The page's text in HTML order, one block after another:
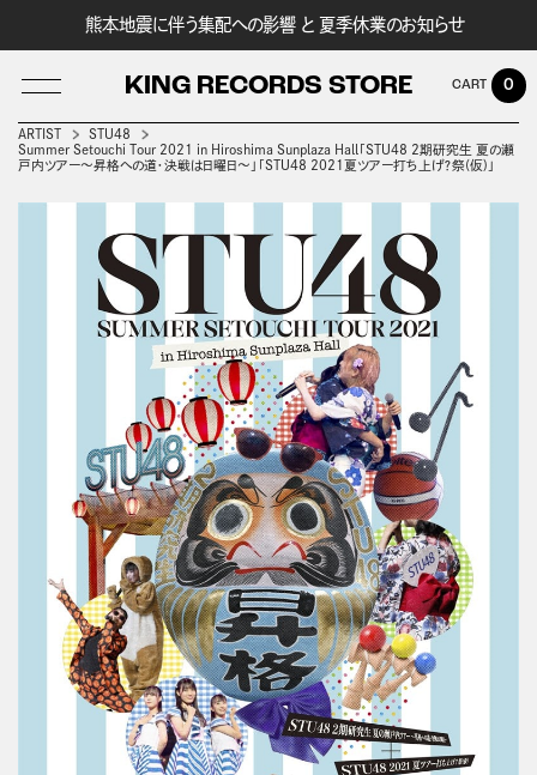
熊本地震に伴う集配への影響 と 夏季休業のお知らせ
KING RECORDS STORE
LOG IN
0
ARTIST
STU48
Summer Setouchi Tour 2021 in Hiroshima Sunplaza Hall「STU48 2期研究生 夏の瀬
戸内ツアー～昇格への道・決戦は日曜日～」「STU48 2021夏ツアー打ち上げ？祭(仮)」